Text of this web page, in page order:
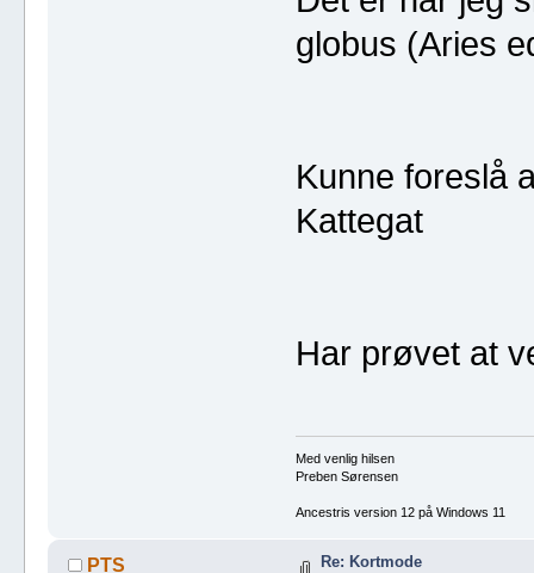
globus (Aries
Kunne foreslå
Kattegat
Har prøvet at
Med venlig hilsen
Preben Sørensen
Ancestris version 12 på Windows 11
PTS Re: Kortmode